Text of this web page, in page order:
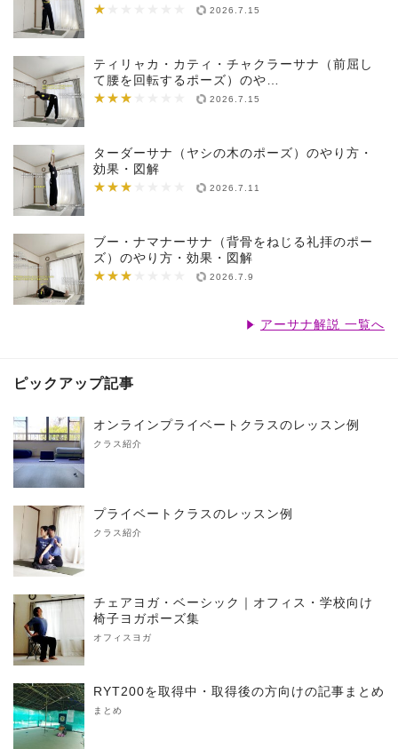
★
★★★★★★★ 2026.7.15
ティリャカ・カティ・チャクラーサナ（前屈し
て腰を回転するポーズ）のや…
★★★
★★★★★★★ 2026.7.15
ターダーサナ（ヤシの木のポーズ）のやり方・
効果・図解
★★★
★★★★★★★ 2026.7.11
ブー・ナマナーサナ（背骨をねじる礼拝のポー
ズ）のやり方・効果・図解
★★★
★★★★★★★ 2026.7.9
アーサナ解説 一覧へ
ピックアップ記事
オンラインプライベートクラスのレッスン例
クラス紹介
プライベートクラスのレッスン例
クラス紹介
チェアヨガ・ベーシック｜オフィス・学校向け
椅子ヨガポーズ集
オフィスヨガ
RYT200を取得中・取得後の方向けの記事まとめ
まとめ